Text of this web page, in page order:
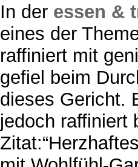
In der essen &
eines der
raffiniert mit
gefiel beim
dieses Gericht.
jedoch raffiniert